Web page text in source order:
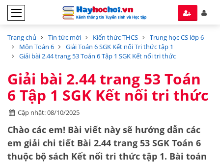
Trang chủ Tin tức mới Kiến thức THCS
Trung học CS lớp 6
Môn Toán 6
Giải Toán 6 SGK Kết nối Tri thức tập 1
Giải bài 2.44 trang 53 Toán 6 Tập 1 SGK Kết nối tri thức
Giải bài 2.44 trang 53 Toán
6 Tập 1 SGK Kết nối tri thức
Cập nhật: 08/10/2025
Chào các em! Bài viết này sẽ hướng dẫn các
em giải chi tiết Bài 2.44 trang 53 SGK Toán 6
thuộc bộ sách Kết nối tri thức tập 1. Bài toán